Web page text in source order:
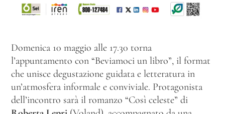
Domenica 10 maggio alle 17.30 torna
l’appuntamento con “Beviamoci un libro”, il format
che unisce degustazione guidata e letteratura in
un’atmosfera informale e conviviale. Protagonista
dell’incontro sarà il romanzo “Così celeste” di